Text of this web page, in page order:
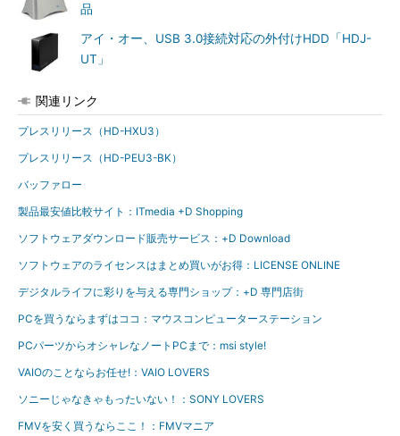
品
アイ・オー、USB 3.0接続対応の外付けHDD「HDJ-
UT」
関連リンク
プレスリリース（HD-HXU3）
プレスリリース（HD-PEU3-BK）
バッファロー
製品最安値比較サイト：ITmedia +D Shopping
ソフトウェアダウンロード販売サービス：+D Download
ソフトウェアのライセンスはまとめ買いがお得：LICENSE ONLINE
デジタルライフに彩りを与える専門ショップ：+D 専門店街
PCを買うならまずはココ：マウスコンピューターステーション
PCパーツからオシャレなノートPCまで：msi style!
VAIOのことならお任せ!：VAIO LOVERS
ソニーじゃなきゃもったいない！：SONY LOVERS
FMVを安く買うならここ！：FMVマニア